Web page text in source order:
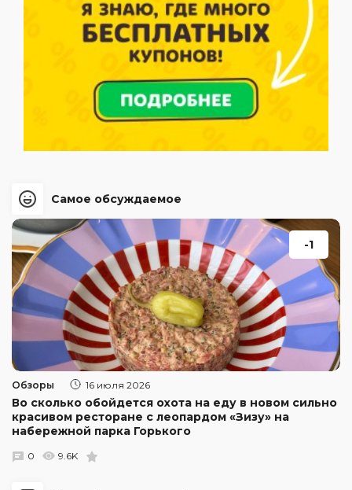
Самое обсуждаемое
-1
Обзоры 16 июля 2026
Во сколько обойдется охота на еду в новом сильно
красивом ресторане с леопардом «Зизу» на
набережной парка Горького
0 9.6K